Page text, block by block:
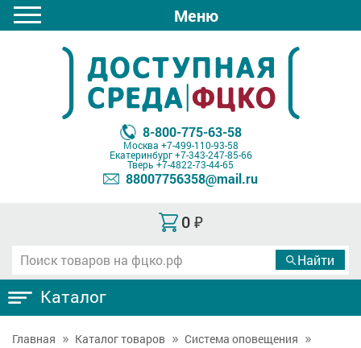
Меню
8-800-775-63-58
Москва +7-499-110-93-58
Екатеринбург+7-343-247-85-66
Тверь +7-4822-73-44-65
88007756358@mail.ru
0 ₽
Каталог
Главная Каталог товаров
Система оповещения